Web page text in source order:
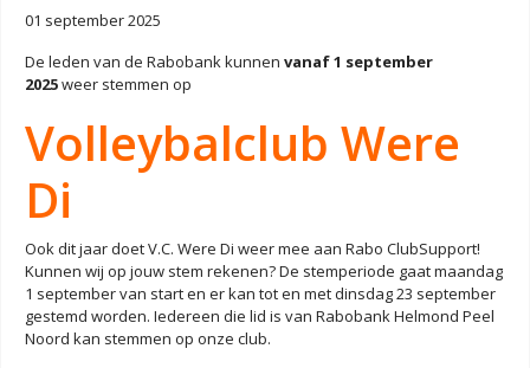
01 september 2025
De leden van de Rabobank kunnen vanaf 1 september
2025weer stemmen op
Volleybalclub Were
Di
Ook dit jaar doet V.C. Were Di weer mee aan Rabo ClubSupport!
Kunnen wij op jouw stem rekenen? De stemperiode gaat maandag
1 september van start en er kan tot en met dinsdag 23 september
gestemd worden. Iedereen die lid is van Rabobank Helmond Peel
Noord kan stemmen op onze club.